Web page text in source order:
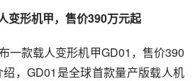
变形机甲，售价390万元起
一款载人变形机甲GD01，售价390
，GD01是全球首款量产版载人机